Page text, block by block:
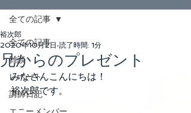
全ての記事
雑談
レポート
講師日記
全ての記事
兄からのプレゼント
裕次郎
2020年10月2日 読了時間: 1分
みなさんこんにちは！
裕次郎です。